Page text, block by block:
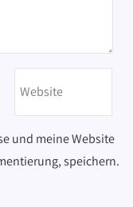
und meine Website
speichern.